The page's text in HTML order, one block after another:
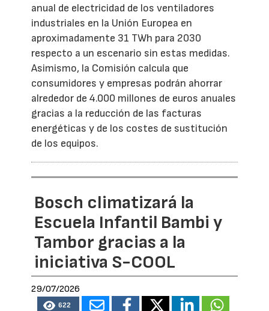
anual de electricidad de los ventiladores
industriales en la Unión Europea en
aproximadamente 31 TWh para 2030
respecto a un escenario sin estas medidas.
Asimismo, la Comisión calcula que
consumidores y empresas podrán ahorrar
alrededor de 4.000 millones de euros anuales
gracias a la reducción de las facturas
energéticas y de los costes de sustitución
de los equipos.
Bosch climatizará la
Escuela Infantil Bambi y
Tambor gracias a la
iniciativa S-COOL
29/07/2026
622